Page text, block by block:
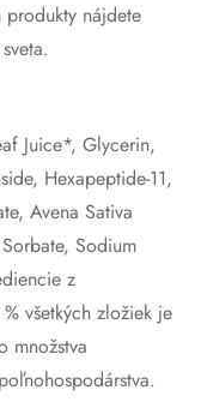
nájdete
Juice*, Glycerin,
Hexapeptide-11,
Avena Sativa
Sodium
z
všetkých zložiek je
množstva